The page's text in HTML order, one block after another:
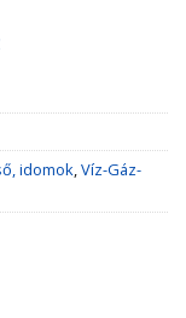
idomok,Víz-Gáz-